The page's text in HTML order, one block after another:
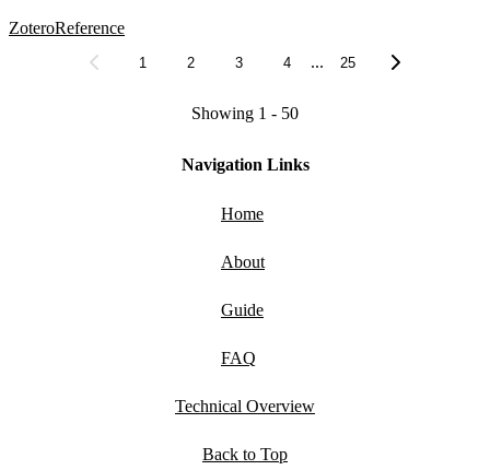
ZoteroReference
1 2 3 4 ... 25
Showing 1 - 50
Navigation Links
Home
About
Guide
FAQ
Technical Overview
Back to Top